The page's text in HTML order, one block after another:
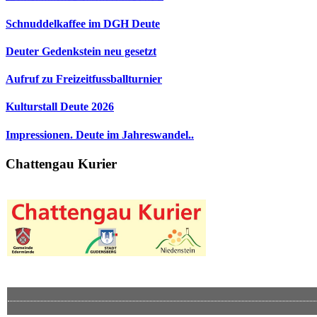
Schnuddelkaffee im DGH Deute
Deuter Gedenkstein neu gesetzt
Aufruf zu Freizeitfussballturnier
Kulturstall Deute 2026
Impressionen. Deute im Jahreswandel..
Chattengau Kurier